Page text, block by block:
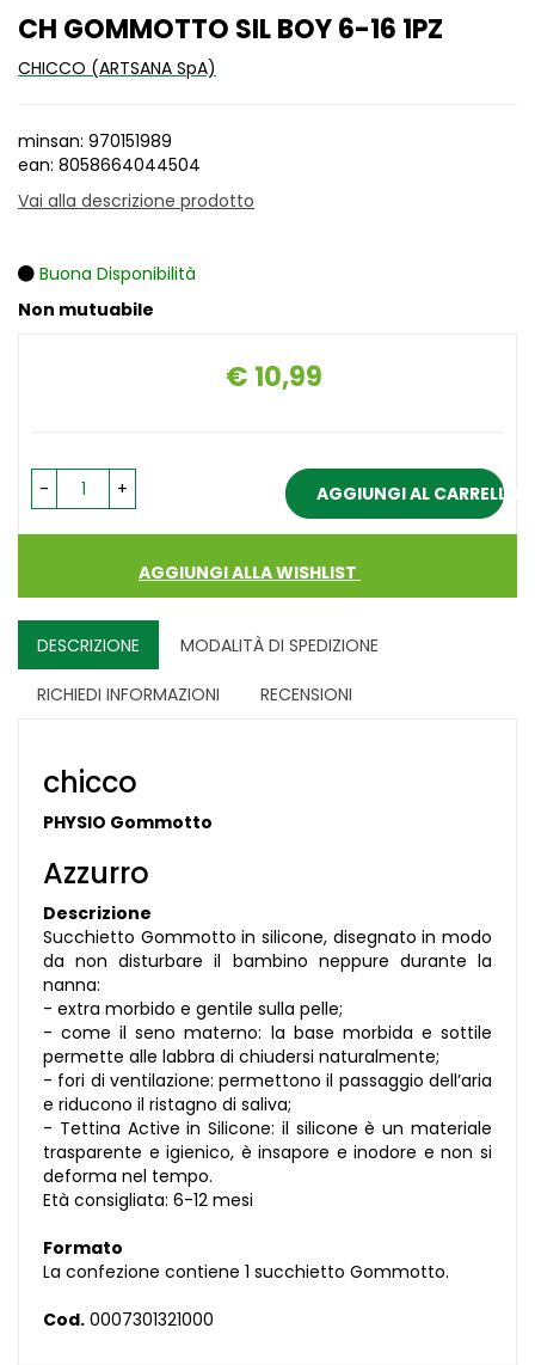
CH GOMMOTTO SIL BOY 6-16 1PZ
CHICCO (ARTSANA SpA)
minsan: 970151989
ean: 8058664044504
Vai alla descrizione prodotto
Buona Disponibilità
Non mutuabile
Prezzo
€ 10,99
- + AGGIUNGI AL CARRELLO
AGGIUNGI ALLA WISHLIST
DESCRIZIONE MODALITÀ DI SPEDIZIONE
RICHIEDI INFORMAZIONI RECENSIONI
chicco
PHYSIO Gommotto
Azzurro
Descrizione
Succhietto Gommotto in silicone, disegnato in modo
da non disturbare il bambino neppure durante la
nanna:
- extra morbido e gentile sulla pelle;
- come il seno materno: la base morbida e sottile
permette alle labbra di chiudersi naturalmente;
- fori di ventilazione: permettono il passaggio dell’aria
e riducono il ristagno di saliva;
- Tettina Active in Silicone: il silicone è un materiale
trasparente e igienico, è insapore e inodore e non si
deforma nel tempo.
Età consigliata: 6-12 mesi
Formato
La confezione contiene 1 succhietto Gommotto.
Cod. 0007301321000